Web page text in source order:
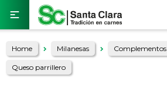

Home Milanesas Complementos
Queso parrillero